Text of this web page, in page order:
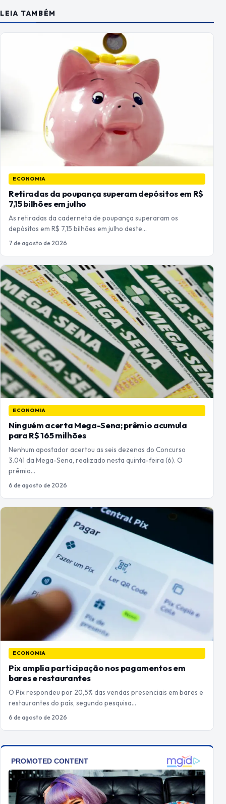
LEIA TAMBÉM
ECONOMIA
Retiradas da poupança superam depósitos em R$
7,15 bilhões em julho
As retiradas da caderneta de poupança superaram os
depósitos em R$ 7,15 bilhões em julho deste…
7 de agosto de 2026
ECONOMIA
Ninguém acerta Mega-Sena; prêmio acumula
para R$ 165 milhões
Nenhum apostador acertou as seis dezenas do Concurso
3.041 da Mega-Sena, realizado nesta quinta-feira (6). O
prêmio…
6 de agosto de 2026
ECONOMIA
Pix amplia participação nos pagamentos em
bares e restaurantes
O Pix respondeu por 20,5% das vendas presenciais em bares e
restaurantes do país, segundo pesquisa…
6 de agosto de 2026